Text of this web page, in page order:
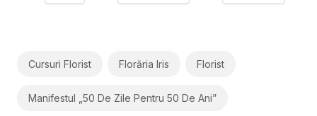
Cursuri Florist Florăria Iris Florist
Manifestul „50 De Zile Pentru 50 De Ani”